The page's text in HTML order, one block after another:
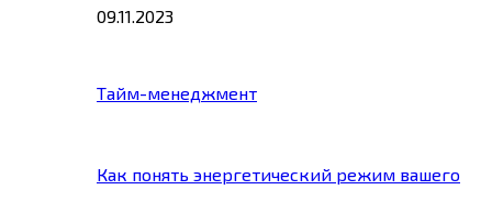
09.11.2023
Тайм-менеджмент
Как понять энергетический режим вашего